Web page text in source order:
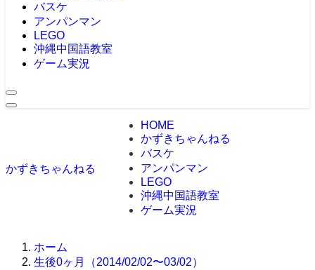
バスケ
アンパンマン
LEGO
沖縄中国語教室
ゲーム実況
かずきちゃんねる
HOME
かずきちゃんねる
バスケ
アンパンマン
LEGO
沖縄中国語教室
ゲーム実況
ホーム
生後0ヶ月（2014/02/02〜03/02）